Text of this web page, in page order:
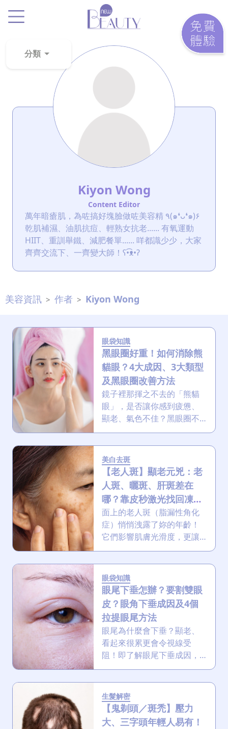
.
分類
黑
斑
眼
袋
生
解
密
去
印
知
識
面
方
法
鼻
鼾
解
決
肥
攻
略
除
Kiyon Wong
Content Editor
萬年暗瘡肌，為咗搞好塊臉做咗美容精 ٩(๑❛ᴗ❛๑)۶
乾肌補濕、油肌抗痘、輕熟女抗老...... 有氧運動
HIIT、重訓舉鐵、減肥餐單...... 咩都識少少，大家
齊齊交流下、一齊變大師！ʕ•͡ᴥ•ʔ
美容資訊 > 作者 > Kiyon Wong
眼袋知識
黑眼圈好重！如何消除熊
貓眼？4大成因、3大類型
及黑眼圈改善方法
鏡子裡那揮之不去的「熊貓
眼」，是否讓你感到疲憊、
顯老、氣色不佳？黑眼圈不
僅影響外觀，更可能反映出
你的生活習慣和健康狀況。
黑眼圈的成因有什麼？會反
映出身體問題嗎？這篇文章
將帶領你深入了解黑眼圈的
成因、類型以及各種改善黑
眼圈的有效方法！
美白去斑
【老人斑】顯老元兇：老
人斑、曬斑、肝斑差在
哪？靠皮秒激光找回凍齡
美肌！
面上的老人斑（脂漏性角化
症）悄悄洩露了妳的年齡！
它們影響肌膚光滑度，更讓
妝容大打折扣。本文深度解
析紫外線與內分泌如何加速
老人斑形成。我們將為您提
供最專業的預防、分辨與解
決攻略，助你高效找回緊緻
透亮、淨白無瑕的膚質。
眼袋知識
眼尾下垂怎辦？要割雙眼
皮？眼角下垂成因及4個
拉提眼尾方法
眼尾為什麼會下垂？顯老、
看起來很累更會令視線受
阻！即了解眼尾下垂成因，
從拉提眼霜、化妝技巧到醫
美療程，包括HIFU、射頻緊
膚及內窺鏡提眉等，助你擺
脫下垂的眼角！
生髮解密
【鬼剃頭／斑禿】壓力
大、三字頭年輕人易有！